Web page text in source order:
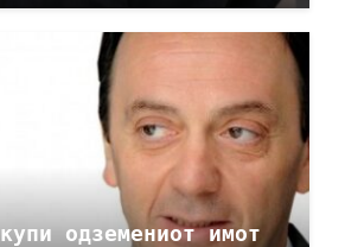
одземениот имот